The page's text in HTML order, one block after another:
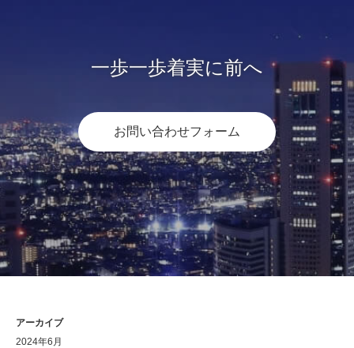
一歩一歩着実に前へ
お問い合わせフォーム
アーカイブ
2024年6月